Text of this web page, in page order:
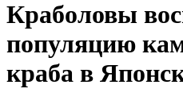
Краболовы
популяцию
краба в